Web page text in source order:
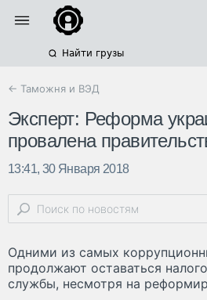
Найти грузы
← Таможня и ВЭД
Эксперт: Реформа
провалена
13:41, 30 Января 2018
Одними из самых
продолжают оставаться
службы, несмотря на